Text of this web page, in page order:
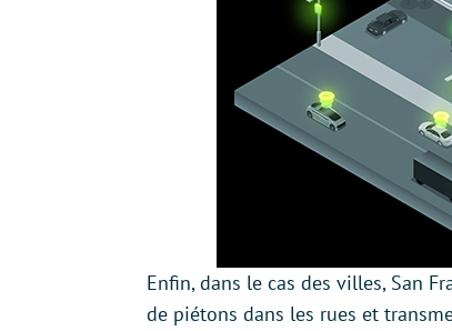
Enfin, dans le cas des villes, San
de piétons dans les rues et